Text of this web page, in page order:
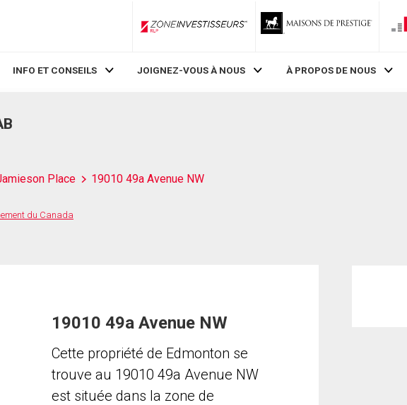
ZoneInvestisseurs RLP
INFO ET CONSEILS JOIGNEZ-VOUS À NOUS À PROPOS DE NOUS
Place 19010 49a Avenue NW
du Canada
19010 49a Avenue NW
Cette propriété de Edmonton se
trouve au 19010 49a Avenue NW
est située dans la zone de